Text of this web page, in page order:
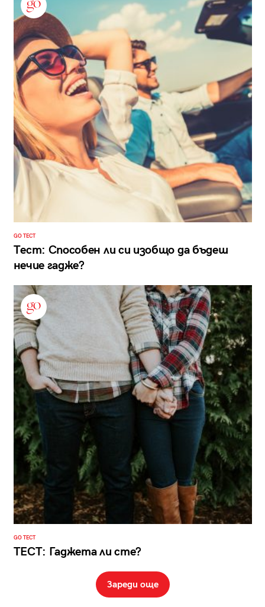
GO ТЕСТ
Тест: Способен ли си изобщо да бъдеш
нечие гадже?
GO ТЕСТ
ТЕСТ: Гаджета ли сте?
Зареди още